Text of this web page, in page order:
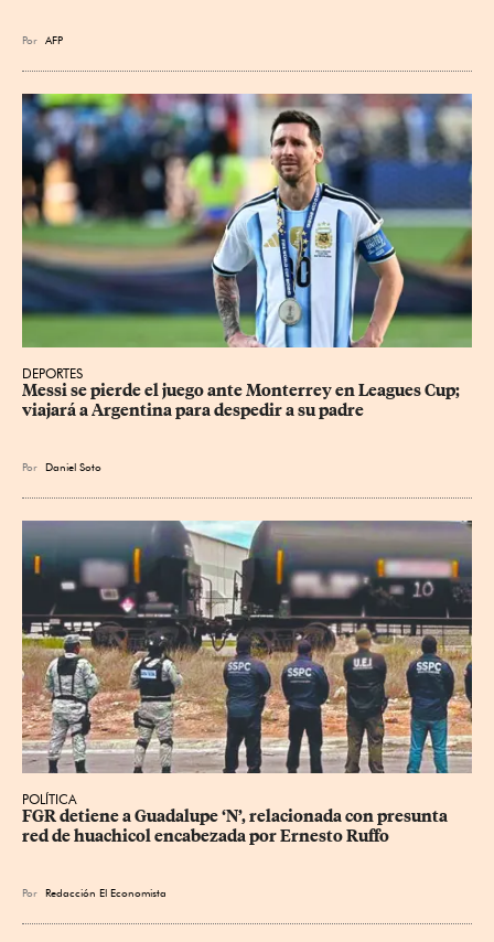
Por AFP
DEPORTES
Messi se pierde el juego ante Monterrey en Leagues Cup;
viajará a Argentina para despedir a su padre
Por Daniel Soto
POLÍTICA
FGR detiene a Guadalupe ‘N’, relacionada con presunta
red de huachicol encabezada por Ernesto Ruffo
Por Redacción El Economista